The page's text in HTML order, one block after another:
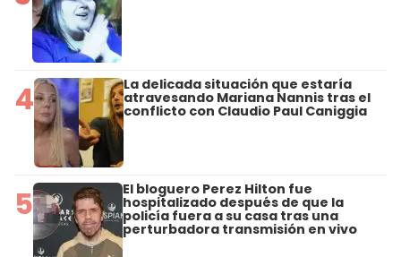
4 La delicada situación que estaría
atravesando Mariana Nannis tras el
conflicto con Claudio Paul Caniggia
5 El bloguero Perez Hilton fue
hospitalizado después de que la
policía fuera a su casa tras una
perturbadora transmisión en vivo